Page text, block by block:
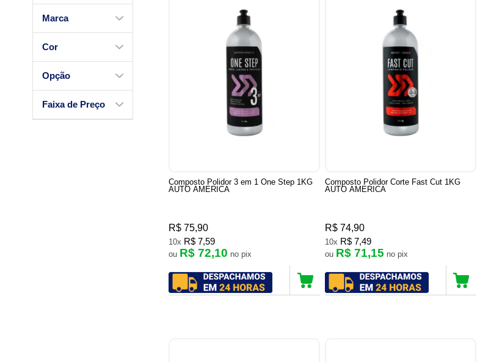
Marca
Cor
Opção
Faixa de Preço
Composto Polidor 3 em 1 One Step 1KG
AUTO AMERICA
R$ 75,90
10x R$ 7,59
ou R$ 72,10 no pix
Composto Polidor Corte Fast Cut 1KG
AUTO AMERICA
R$ 74,90
10x R$ 7,49
ou R$ 71,15 no pix